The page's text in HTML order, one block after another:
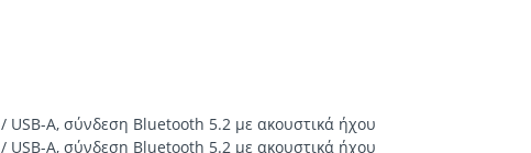
USB-A, σύνδεση Bluetooth 5.2 με ακουστικά ήχου
USB-A, σύνδεση Bluetooth 5.2 με ακουστικά ήχου